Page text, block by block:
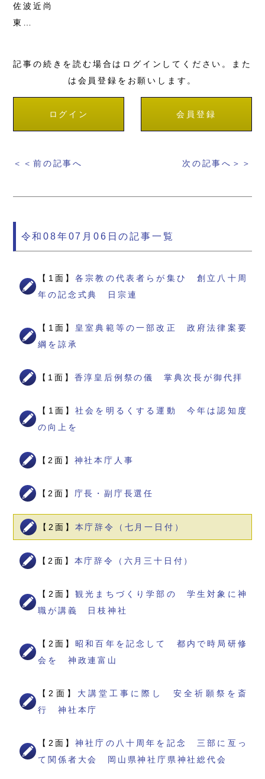
佐波近尚
東…
記事の続きを読む場合はログインしてください。また
は会員登録をお願いします。
ログイン 会員登録
＜＜前の記事へ 次の記事へ＞＞
令和08年07月06日の記事一覧
【1面】各宗教の代表者らが集ひ 創立八十周
年の記念式典 日宗連
【1面】 皇室典範等の一部改正 政府法律案要
綱を諒承
【1面】 香淳皇后例祭の儀 掌典次長が御代拝
【1面】社会を明るくする運動 今年は認知度
の向上を
【2面】 神社本庁人事
【2面】 庁長・副庁長選任
【2面】 本庁辞令（七月一日付）
【2面】 本庁辞令（六月三十日付）
【2面】観光まちづくり学部の 学生対象に神
職が講義 日枝神社
【2面】 昭和百年を記念して 都内で時局研修
会を 神政連富山
【2面】 大講堂工事に際し 安全祈願祭を斎
行 神社本庁
【2面】神社庁の八十周年を記念 三部に亙っ
て関係者大会 岡山県神社庁県神社総代会